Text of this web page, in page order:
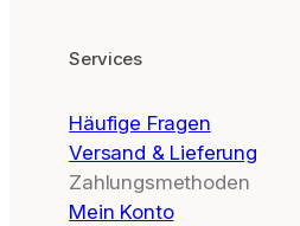
Services
Häufige Fragen
Versand & Lieferung
Zahlungsmethoden
Mein Konto